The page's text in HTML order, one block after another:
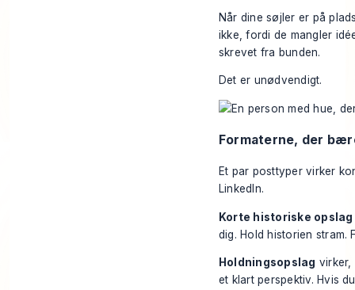
Når dine søjler er på
ikke, fordi de mangler
skrevet fra bunden.
Det er unødvendigt.
Formaterne, der
Et par posttyper virker
LinkedIn.
Korte historiske opslag
dig. Hold historien
Holdningsopslag virker,
et klart perspektiv. Hvis